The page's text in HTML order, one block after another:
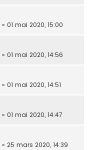
« 01 mai 2020, 15:00
« 01 mai 2020, 14:56
« 01 mai 2020, 14:51
« 01 mai 2020, 14:47
« 25 mars 2020, 14:39